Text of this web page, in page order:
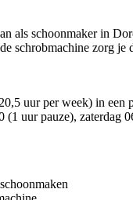
als schoonmaker in
schrobmachine zorg je
uur per week) in
(1 uur pauze), zaterdag